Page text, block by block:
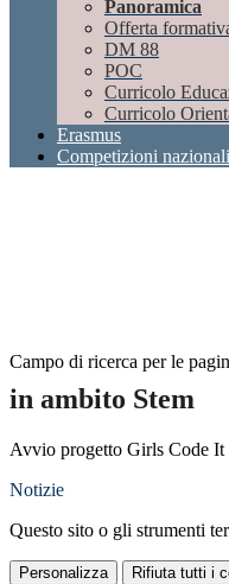
Panoramica
Offerta
DM 88
POC
Curricolo
Curricolo
Erasmus
Competizioni nazionali
Campo di ricerca per le
in ambito Stem
Avvio progetto Girls Code It
Notizie
Questo sito o gli strumenti
Personalizza Rifiuta tutti i